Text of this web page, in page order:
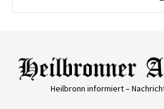
Heilbronn informiert –